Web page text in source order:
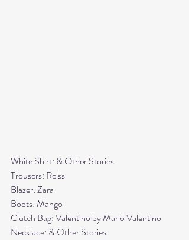
White Shirt: & Other Stories
Trousers: Reiss
Blazer: Zara
Boots: Mango
Clutch Bag: Valentino by Mario Valentino
Necklace: & Other Stories